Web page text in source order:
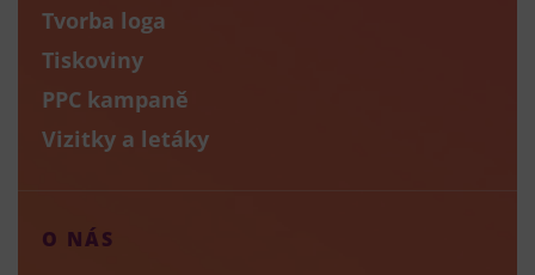
Tvorba loga
Tiskoviny
PPC kampaně
Vizitky a letáky
O NÁS